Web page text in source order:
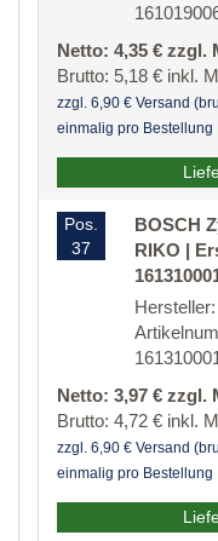
Netto: 4,35 € zzgl.
Brutto: 5,18 € inkl.
zzgl. 6,90 € Versand
einmalig pro Bestellung
Pos.
37
BOSCH
RIKO |
Netto: 3,97 € zzgl.
Brutto: 4,72 € inkl.
zzgl. 6,90 € Versand
einmalig pro Bestellung